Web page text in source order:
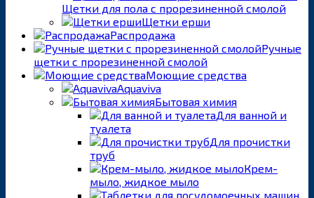
Щетки для пола с прорезиненной смолой
Щетки ерши
Распродажа
Ручные
щетки с прорезиненной смолой
Моющие средства
Aquaviva
Бытовая химия
Для ванной и
туалета
Для прочистки
труб
Крем-
мыло, жидкое мыло